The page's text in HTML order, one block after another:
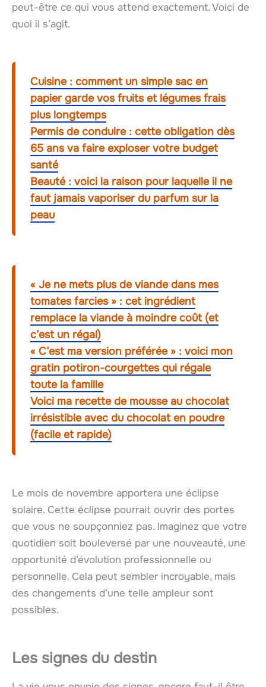
peut-être ce qui vous attend exactement. Voici de
quoi il s’agit.
Cuisine : comment un simple sac en
papier garde vos fruits et légumes frais
plus longtemps
Permis de conduire : cette obligation dès
65 ans va faire exploser votre budget
santé
Beauté : voici la raison pour laquelle il ne
faut jamais vaporiser du parfum sur la
peau
« Je ne mets plus de viande dans mes
tomates farcies » : cet ingrédient
remplace la viande à moindre coût (et
c’est un régal)
« C’est ma version préférée » : voici mon
gratin potiron-courgettes qui régale
toute la famille
Voici ma recette de mousse au chocolat
irrésistible avec du chocolat en poudre
(facile et rapide)
Le mois de novembre apportera une éclipse
solaire. Cette éclipse pourrait ouvrir des portes
que vous ne soupçonniez pas. Imaginez que votre
quotidien soit bouleversé par une nouveauté, une
opportunité d’évolution professionnelle ou
personnelle. Cela peut sembler incroyable, mais
des changements d’une telle ampleur sont
possibles.
Les signes du destin